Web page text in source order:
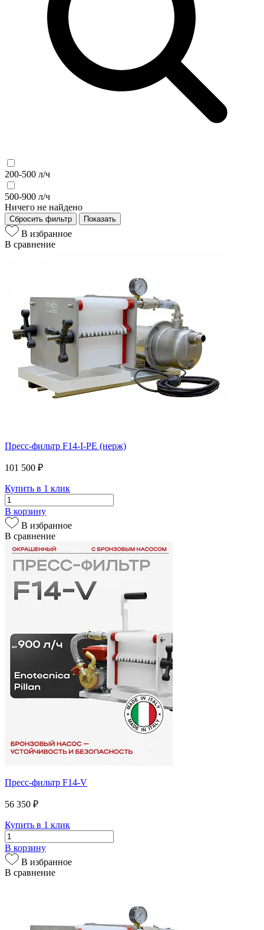
200-500 л/ч
500-900 л/ч
Ничего не найдено
Сбросить фильтр Показать
В избранное
В сравнение
Пресс-фильтр F14-I-PE (нерж)
101 500 ₽
Купить в 1 клик
В корзину
В избранное
В сравнение
Пресс-фильтр F14-V
56 350 ₽
Купить в 1 клик
В корзину
В избранное
В сравнение